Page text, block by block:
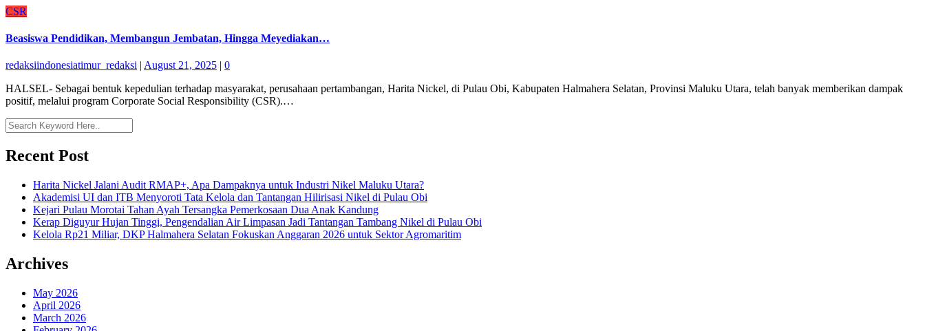
CSR
Beasiswa Pendidikan, Membangun Jembatan, Hingga Meyediakan…
redaksiindonesiatimur_redaksi | August 21, 2025 | 0
HALSEL- Sebagai bentuk kepedulian terhadap masyarakat, perusahaan pertambangan, Harita Nickel, di Pulau Obi, Kabupaten Halmahera Selatan, Provinsi Maluku Utara, telah banyak memberikan dampak
positif, melalui program Corporate Social Responsibility (CSR).…
Recent Post
Harita Nickel Jalani Audit RMAP+, Apa Dampaknya untuk Industri Nikel Maluku Utara?
Akademisi UI dan ITB Menyoroti Tata Kelola dan Tantangan Hilirisasi Nikel di Pulau Obi
Kejari Pulau Morotai Tahan Ayah Tersangka Pemerkosaan Dua Anak Kandung
Kerap Diguyur Hujan Tinggi, Pengendalian Air Limpasan Jadi Tantangan Tambang Nikel di Pulau Obi
Kelola Rp21 Miliar, DKP Halmahera Selatan Fokuskan Anggaran 2026 untuk Sektor Agromaritim
Archives
May 2026
April 2026
March 2026